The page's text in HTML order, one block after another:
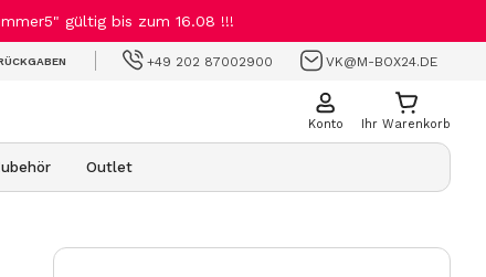
gültig bis zum 16.08 !!!
+49 202 87002900 VK@M-BOX24.DE
Konto Ihr Warenkorb
Outlet